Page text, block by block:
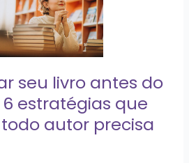
seu livro antes do
estratégias que
autor precisa